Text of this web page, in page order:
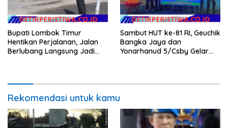
Bupati Lombok Timur
Hentikan Perjalanan, Jalan
Berlubang Langsung Jadi
Sambut HUT ke-81 RI, Geuchik
Bangka Jaya dan
Yonarhanud 5/Csby Gelar
Rekomendasi untuk kamu